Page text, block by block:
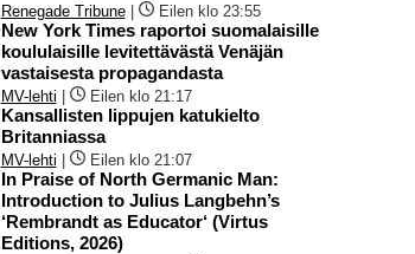
Renegade Tribune| Eilen klo 23:55
New York Times raportoi suomalaisille
koululaisille levitettävästä Venäjän
vastaisesta propagandasta
MV-lehti Eilen klo 21:17
Kansallisten lippujen katukielto
Britanniassa
MV-lehti Eilen klo 21:07
In Praise of North Germanic Man:
Introduction to Julius Langbehn’s
‘Rembrandt as Educator‘ (Virtus
Editions, 2026)